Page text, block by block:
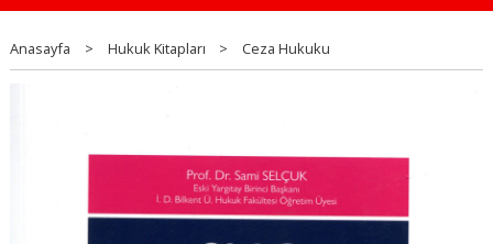
Anasayfa > Hukuk Kitapları > Ceza Hukuku